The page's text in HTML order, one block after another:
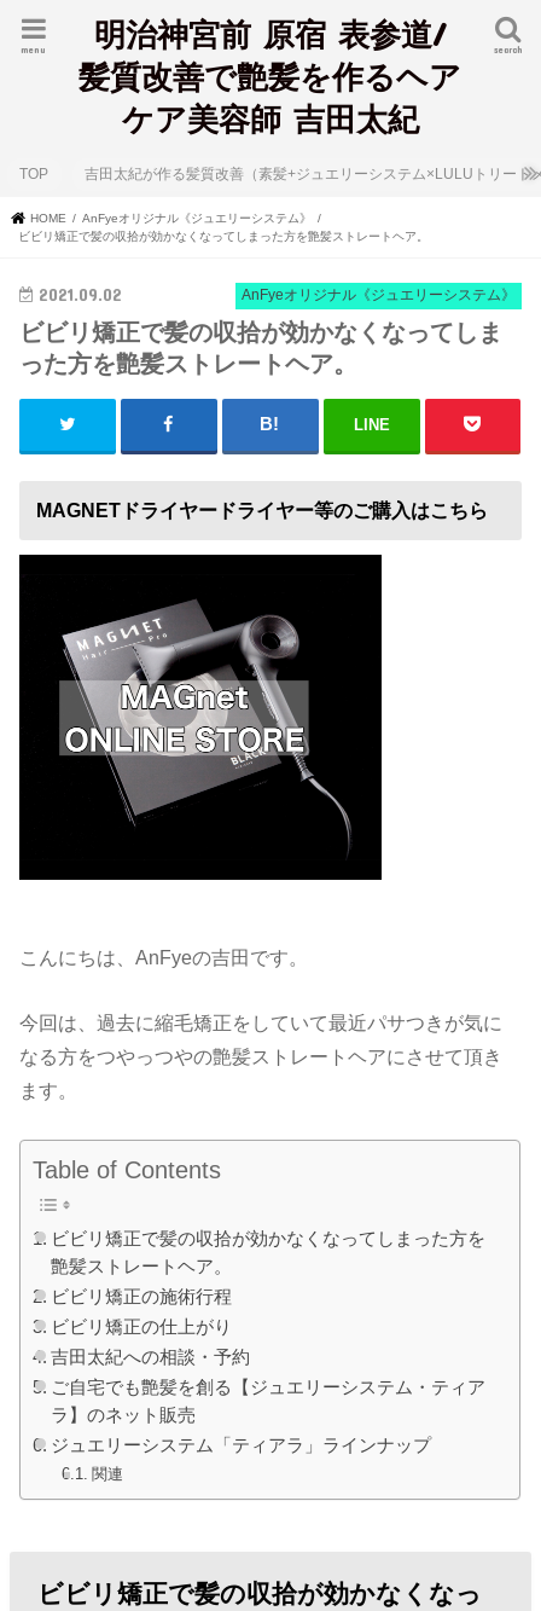
明治神宮前 原宿 表参道/
髪質改善で艶髪を作るヘア
ケア美容師 吉田太紀
search
menu
TOP 吉田太紀が作る髪質改善（素髪+ジュエリーシステム×LULUトリート
HOME
AnFyeオリジナル《ジュエリーシステム》
ビビリ矯正で髪の収拾が効かなくなってしまった方を艶髪ストレートヘア。
AnFyeオリジナル《ジュエリーシステム》
2021.09.02
ビビリ矯正で髪の収拾が効かなくなってしま
った方を艶髪ストレートヘア。
LINE
MAGNETドライヤードライヤー等のご購入はこちら
こんにちは、AnFyeの吉田です。
今回は、過去に縮毛矯正をしていて最近パサつきが気に
なる方をつやっつやの艶髪ストレートヘアにさせて頂き
ます。
Table of Contents
ビビリ矯正で髪の収拾が効かなくなってしまった方を
艶髪ストレートヘア。
ビビリ矯正の施術行程
ビビリ矯正の仕上がり
吉田太紀への相談・予約
ご自宅でも艶髪を創る【ジュエリーシステム・ティア
ラ】のネット販売
ジュエリーシステム「ティアラ」ラインナップ
関連
ビビリ矯正で髪の収拾が効かなくなっ